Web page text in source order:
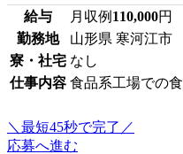
給与 月収例 110,000円
勤務地
山形県 寒河江市
寮・社宅 なし
仕事内容 食品系工場での
＼最短45秒で完了／
応募へ進む